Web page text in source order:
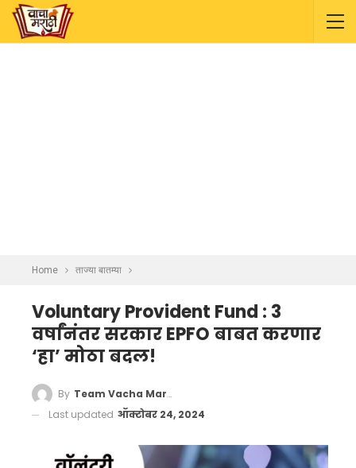
Home ताज्या बातम्या
Voluntary Provident Fund : 3
वर्षांनंतर सरकार EPFO बाबत करणार
‘हा’ मोठा बदल!
By Team Vacha Marathi
Last updated ऑक्टोबर 24, 2024